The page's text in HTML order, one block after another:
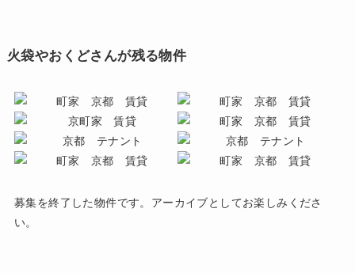
火袋やおくどさんが残る物件
募集を終了した物件です。アーカイブとしてお楽しみくださ
い。